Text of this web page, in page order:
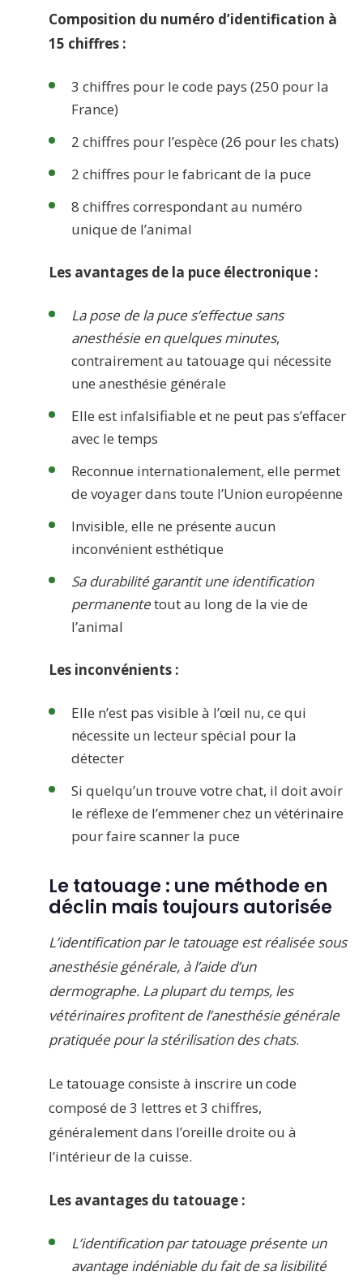
Composition du numéro d’identification à
15 chiffres :
3 chiffres pour le code pays (250 pour la
France)
2 chiffres pour l’espèce (26 pour les chats)
2 chiffres pour le fabricant de la puce
8 chiffres correspondant au numéro
unique de l’animal
Les avantages de la puce électronique :
La pose de la puce s’effectue sans
anesthésie en quelques minutes,
contrairement au tatouage qui nécessite
une anesthésie générale
Elle est infalsifiable et ne peut pas s’effacer
avec le temps
Reconnue internationalement, elle permet
de voyager dans toute l’Union européenne
Invisible, elle ne présente aucun
inconvénient esthétique
Sa durabilité garantit une identification
permanentetout au long de la vie de
l’animal
Les inconvénients :
Elle n’est pas visible à l’œil nu, ce qui
nécessite un lecteur spécial pour la
détecter
Si quelqu’un trouve votre chat, il doit avoir
le réflexe de l’emmener chez un vétérinaire
pour faire scanner la puce
Le tatouage : une méthode en
déclin mais toujours autorisée
L’identification par le tatouage est réalisée sous
anesthésie générale, à l’aide d’un
dermographe. La plupart du temps, les
vétérinaires profitent de l’anesthésie générale
pratiquée pour la stérilisation des chats.
Le tatouage consiste à inscrire un code
composé de 3 lettres et 3 chiffres,
généralement dans l’oreille droite ou à
l’intérieur de la cuisse.
Les avantages du tatouage :
L’identification par tatouage présente un
avantage indéniable du fait de sa lisibilité